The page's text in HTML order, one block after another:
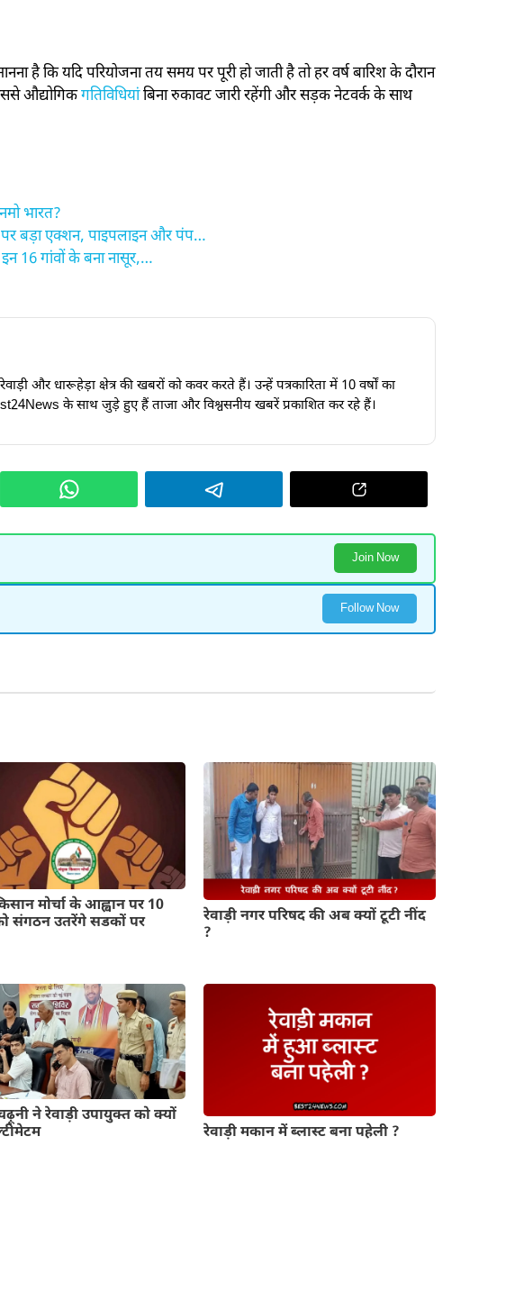
है कि यदि परियोजना तय समय पर पूरी हो जाती है तो हर वर्ष बारिश के दौरान
औद्योगिकगतिविधियांबिना रुकावट जारी रहेंगी और सड़क नेटवर्क के साथ
भारत?
बड़ा एक्शन, पाइपलाइन और पंप…
16 गांवों के बना नासूर,…
और धारूहेड़ा क्षेत्र की खबरों को कवर करते हैं। उन्हें पत्रकारिता में 10 वर्षों का
के साथ जुड़े हुए हैं ताजा और विश्वसनीय खबरें प्रकाशित कर रहे हैं।
Join Now
Follow Now
मोर्चा के आह्वान पर 10
संगठन उतरेंगे सडकों पर
रेवाड़ी नगर परिषद की अब क्यों टूटी नींद
?
ने रेवाड़ी उपायुक्त को क्यों
रेवाड़ी मकान में ब्लास्ट बना पहेली ?